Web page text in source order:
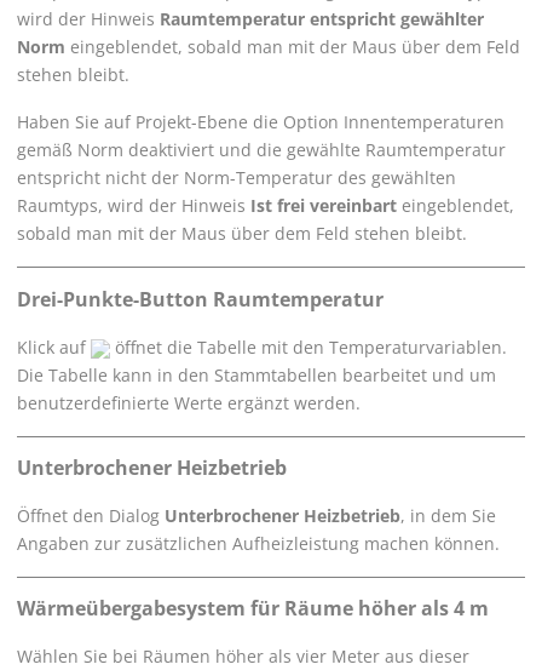
wird der Hinweis Raumtemperatur entspricht gewählter
Norm eingeblendet, sobald man mit der Maus über dem Feld
stehen bleibt.
Haben Sie auf Projekt-Ebene die Option Innentemperaturen
gemäß Norm deaktiviert und die gewählte Raumtemperatur
entspricht nicht der Norm-Temperatur des gewählten
Raumtyps, wird der Hinweis Ist frei vereinbart eingeblendet,
sobald man mit der Maus über dem Feld stehen bleibt.
Drei-Punkte-Button Raumtemperatur
Klick auf
öffnet die Tabelle mit den Temperaturvariablen.
Die Tabelle kann in den Stammtabellen bearbeitet und um
benutzerdefinierte Werte ergänzt werden.
Unterbrochener Heizbetrieb
Öffnet den Dialog Unterbrochener Heizbetrieb, in dem Sie
Angaben zur zusätzlichen Aufheizleistung machen können.
Wärmeübergabesystem für Räume höher als 4 m
Wählen Sie bei Räumen höher als vier Meter aus dieser